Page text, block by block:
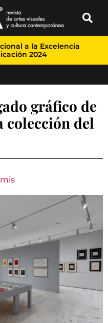
a la Excelencia
2024
gráfico de
colección del